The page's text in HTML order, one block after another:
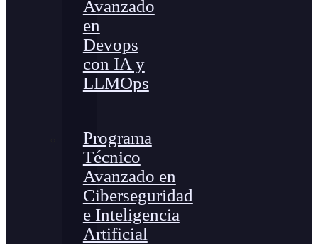
Avanzado
en
Devops
con IA y
LLMOps
Programa
Técnico
Avanzado en
Ciberseguridad
e Inteligencia
Artificial